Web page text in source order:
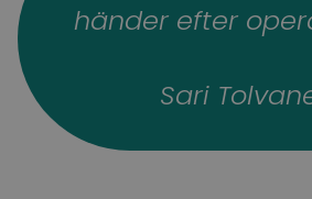
händer efter
Sari